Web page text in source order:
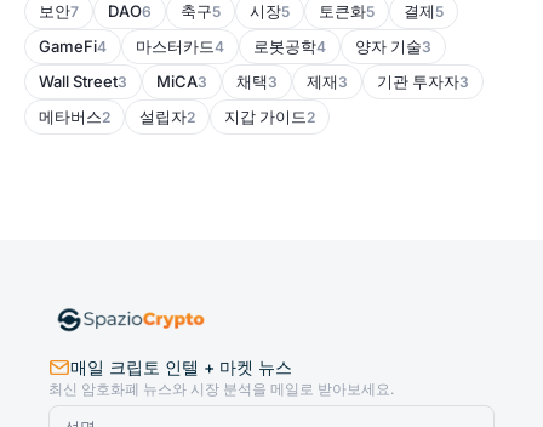
보안7 DAO6 축구5 시장5 토큰화5 결제 5
GameFi4 마스터카드4 로봇공학4 양자 기술3
Wall Street3 MiCA3 채택 3 제재 3 기관 투자자3
메타버스2 설립자2 지갑 가이드 2
매일 크립토 인텔 + 마켓 뉴스
최신 암호화폐 뉴스와 시장 분석을 메일로 받아보세요.